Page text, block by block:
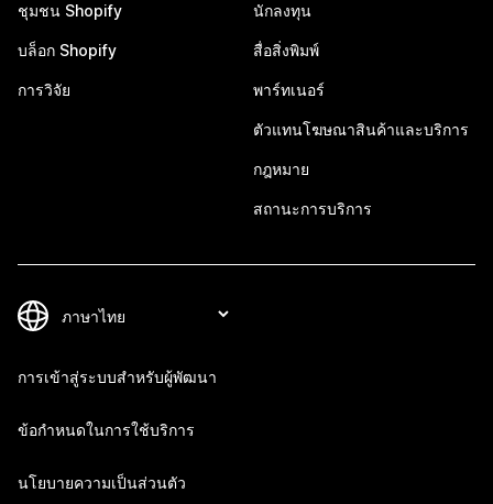
ชุมชน Shopify
บล็อก Shopify
การวิจัย
นักลงทุน
สื่อสิ่งพิมพ์
พาร์ทเนอร์
ตัวแทนโฆษณาสินค้าและบริการ
กฎหมาย
สถานะการบริการ
การเข้าสู่ระบบสำหรับผู้พัฒนา
ข้อกำหนดในการใช้บริการ
นโยบายความเป็นส่วนตัว